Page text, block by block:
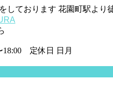
しております 花園町駅よ
定休日 日月